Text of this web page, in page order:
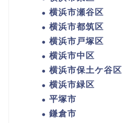
横浜市瀬谷区
横浜市都筑区
横浜市戸塚区
横浜市中区
横浜市保土ケ谷区
横浜市緑区
平塚市
鎌倉市